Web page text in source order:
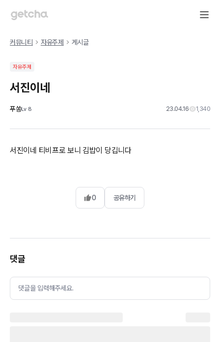
커뮤니티 자유주제 게시글
자유주제
서진이네
푸쏭Lv 8 23.04.16 1,340
서진이네 티비프로 보니 김밥이 당깁니다
0 공유하기
댓글
댓글을 입력해주세요.